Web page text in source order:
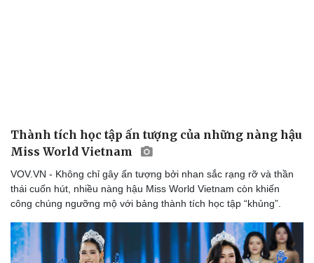
Thành tích học tập ấn tượng của những nàng hậu
Miss World Vietnam
VOV.VN - Không chỉ gây ấn tượng bởi nhan sắc rạng rỡ và thần
thái cuốn hút, nhiều nàng hậu Miss World Vietnam còn khiến
công chúng ngưỡng mộ với bảng thành tích học tập “khủng”.